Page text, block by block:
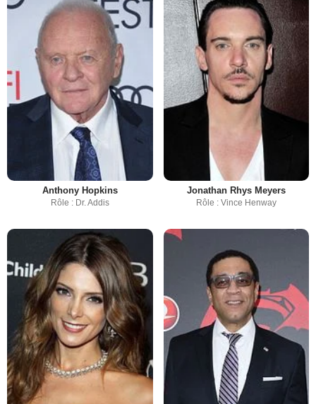
Anthony Hopkins
Rôle : Dr. Addis
Jonathan Rhys Meyers
Rôle : Vince Henway